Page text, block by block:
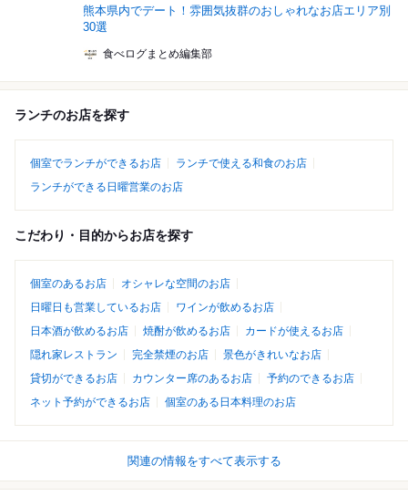
熊本県内でデート！雰囲気抜群のおしゃれなお店エリア別
30選
食べログまとめ編集部
ランチのお店を探す
個室でランチができるお店
ランチで使える和食のお店
ランチができる日曜営業のお店
こだわり・目的からお店を探す
個室のあるお店
オシャレな空間のお店
日曜日も営業しているお店
ワインが飲めるお店
日本酒が飲めるお店
焼酎が飲めるお店
カードが使えるお店
隠れ家レストラン
完全禁煙のお店
景色がきれいなお店
貸切ができるお店
カウンター席のあるお店
予約のできるお店
ネット予約ができるお店
個室のある日本料理のお店
関連の情報をすべて表示する